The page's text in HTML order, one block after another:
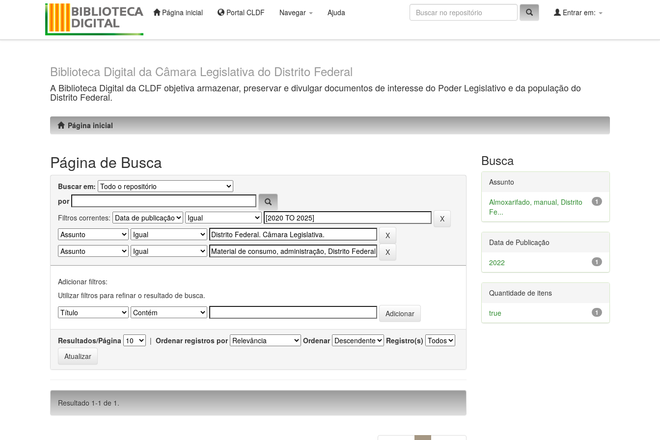
Página inicial Portal CLDF Navegar Ajuda Entrar em:
Biblioteca Digital da Câmara Legislativa do Distrito Federal
A Biblioteca Digital da CLDF objetiva armazenar, preservar e divulgar documentos de interesse do Poder Legislativo e da população do
Distrito Federal.
Página inicial
Página de Busca
Buscar em:
por
Filtros correntes:
Adicionar filtros:
Utilizar filtros para refinar o resultado de busca.
Resultados/Página | Ordenar registros por Ordenar Registro(s)
Resultado 1-1 de 1.
Busca
Assunto
1
Almoxarifado, manual, Distrito
Fe...
Data de Publicação
1
2022
Quantidade de itens
1
true